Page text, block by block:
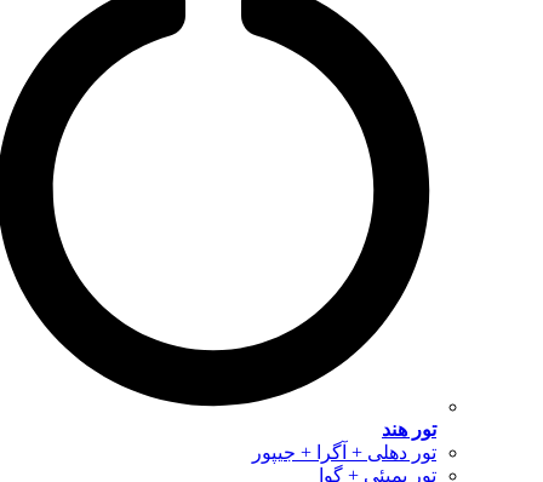
تور هند
تور دهلی + آگرا + جیپور
تور بمبئی + گوا